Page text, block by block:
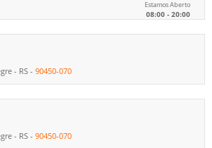
Estamos Aberto
08:00 - 20:00
- RS - 90450-070
- RS - 90450-070